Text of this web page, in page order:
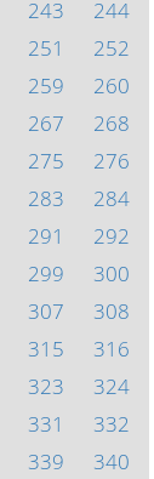
243
244
251
252
259
260
267
268
275
276
283
284
291
292
299
300
307
308
315
316
323
324
331
332
339 340